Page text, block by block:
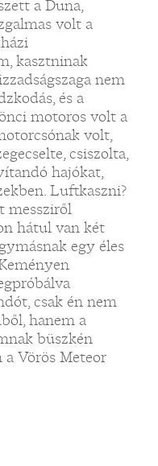
a Duna,
volt a
kasztninak
nem
és a
motoros volt a
volt,
csiszolta,
hajókat,
Luftkaszni?
messziről
hátul van két
egy éles
csak én nem
hanem a
büszkén
Vörös Meteor